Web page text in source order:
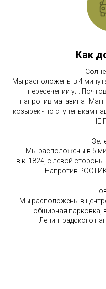
Как
Мы расположены в 4
пересечении ул.
напротив магазина
козырек - по ступенькам
НЕ
Мы расположены в 5
в к. 1824, с левой
Напротив
Мы расположены в
обширная парковка,
Ленинградского